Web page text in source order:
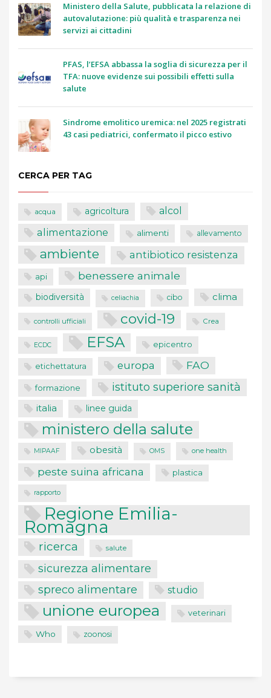
Ministero della Salute, pubblicata la relazione di
autovalutazione: più qualità e trasparenza nei
servizi ai cittadini
PFAS, l’EFSA abbassa la soglia di sicurezza per il
TFA: nuove evidenze sui possibili effetti sulla
salute
Sindrome emolitico uremica: nel 2025 registrati
43 casi pediatrici, confermato il picco estivo
CERCA PER TAG
acqua agricoltura alcol
alimentazione alimenti allevamento
ambiente antibiotico resistenza
api benessere animale
biodiversità celiachia cibo clima
controlli ufficiali covid-19 Crea
ECDC EFSA epicentro
etichettatura europa FAO
formazione istituto superiore sanità
italia linee guida
ministero della salute
MIPAAF obesità OMS one health
peste suina africana plastica
rapporto
Regione Emilia-
Romagna
ricerca salute
sicurezza alimentare
spreco alimentare studio
unione europea veterinari
Who zoonosi